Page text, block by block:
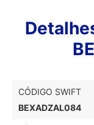
CÓDIGO SWIFT
BEXADZAL084